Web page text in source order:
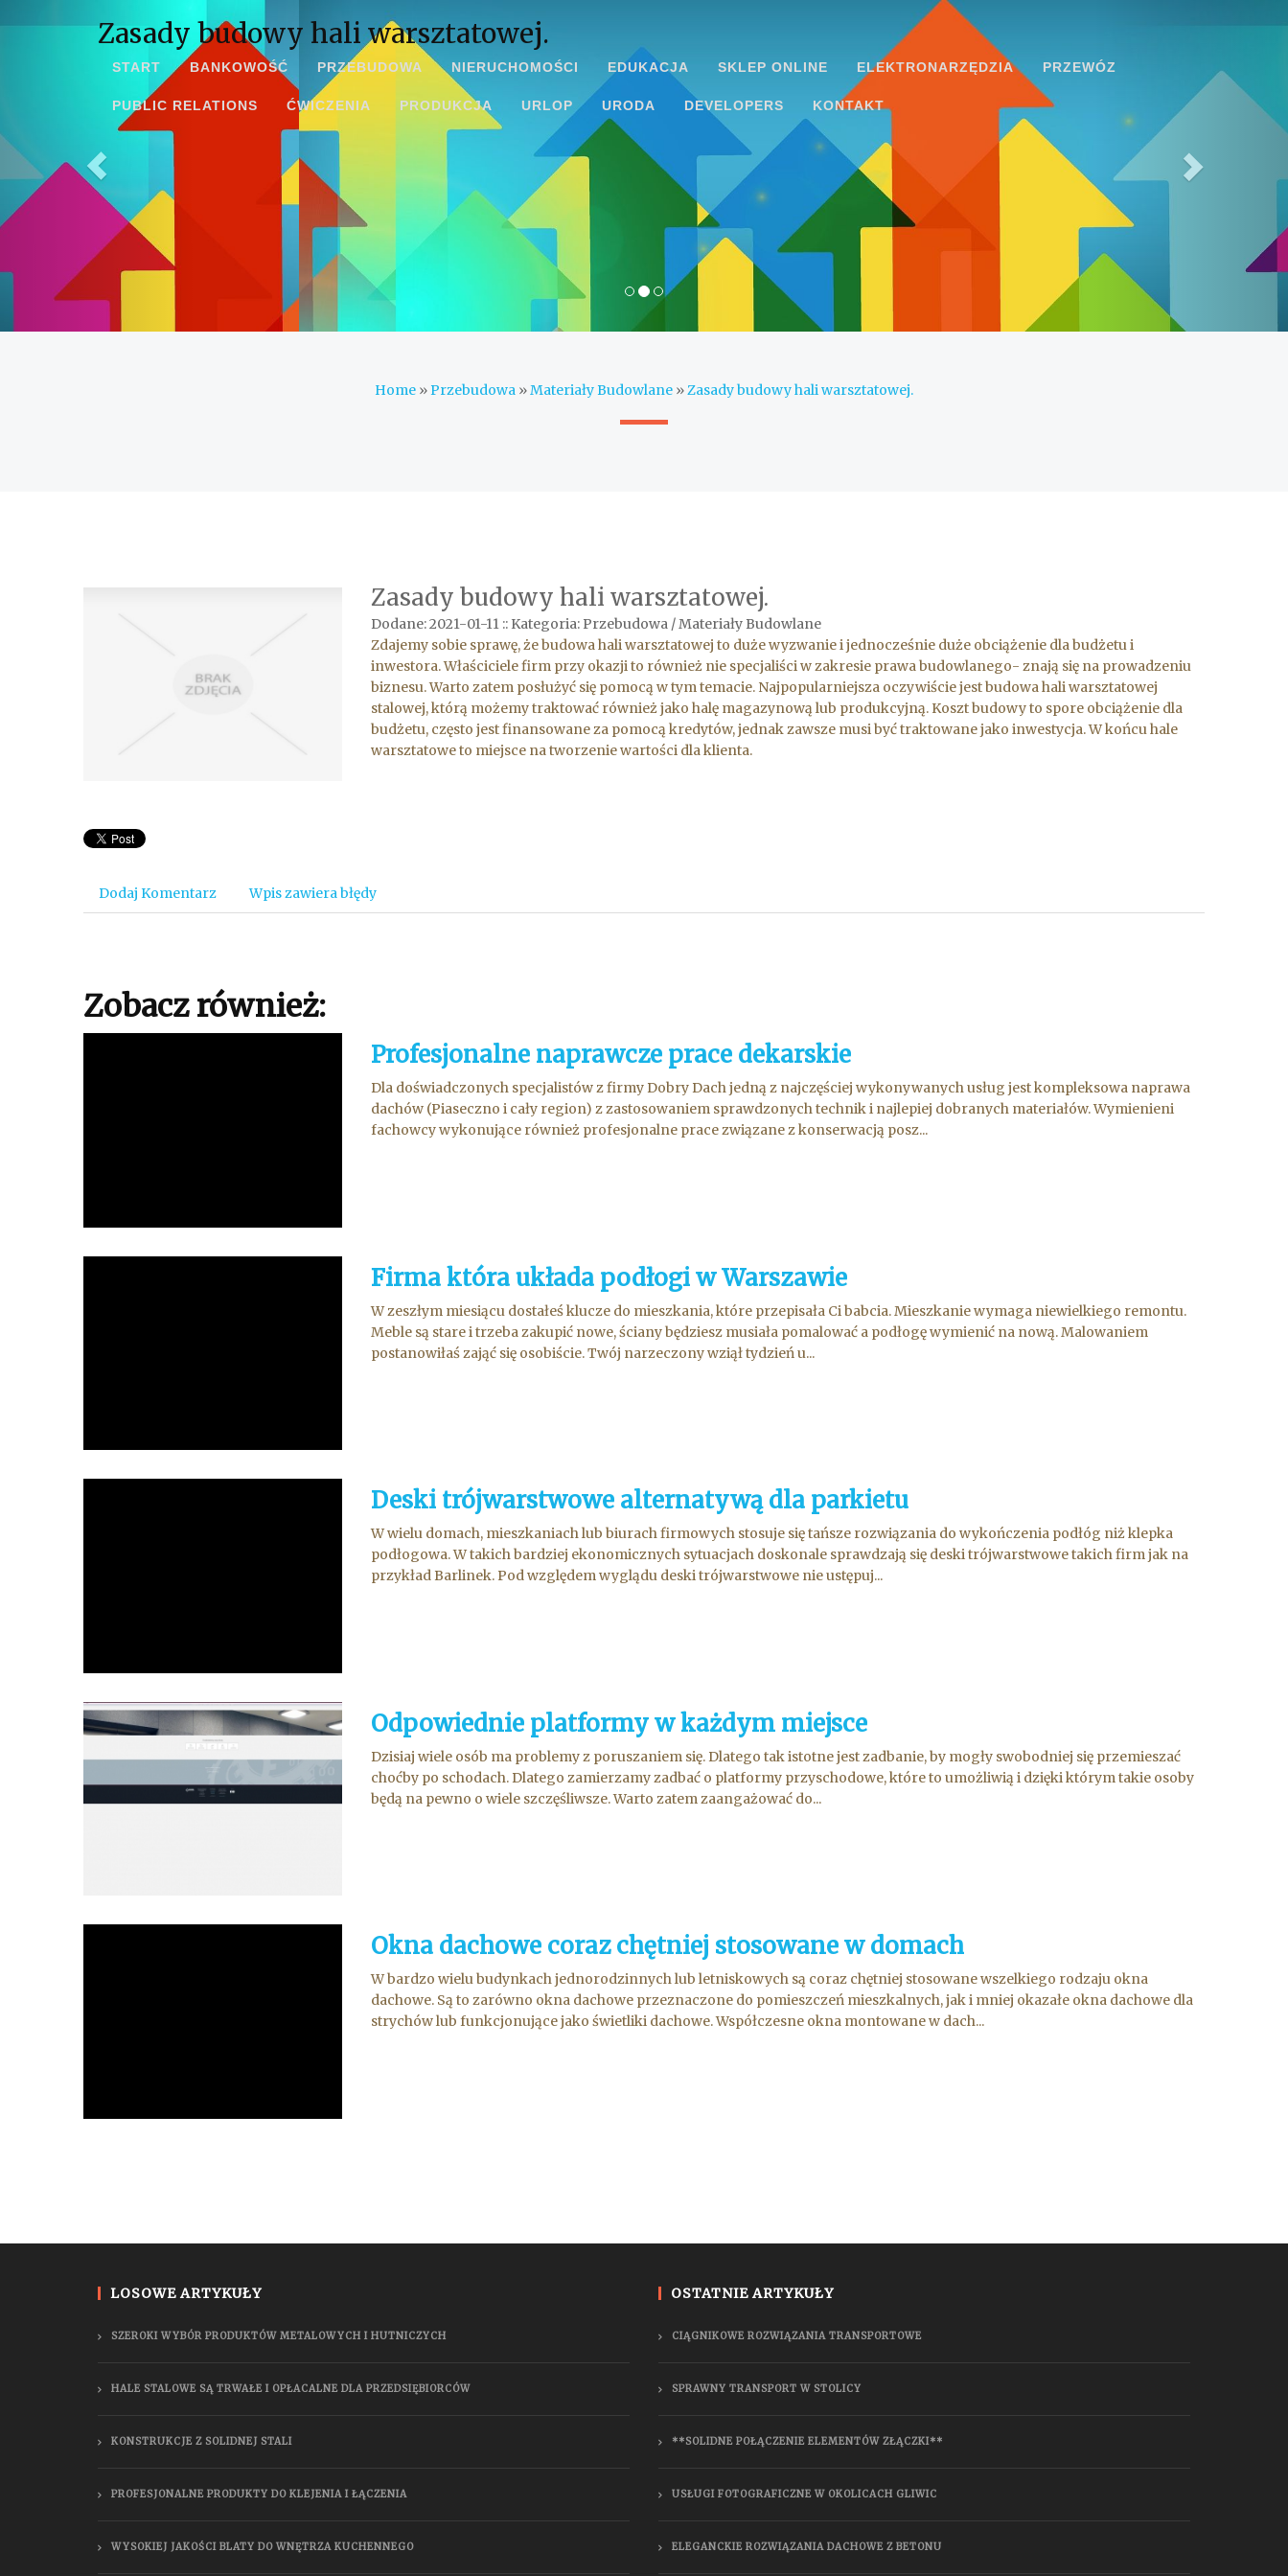
Zasady budowy hali warsztatowej.
START BANKOWOŚĆ PRZEBUDOWA NIERUCHOMOŚCI EDUKACJA SKLEP ONLINE ELEKTRONARZĘDZIA PRZEWÓZ
PUBLIC RELATIONS ĆWICZENIA PRODUKCJA URLOP URODA DEVELOPERS KONTAKT
Home »Przebudowa »Materiały Budowlane »Zasady budowy hali warsztatowej.
Zasady budowy hali warsztatowej.
Dodane: 2021-01-11 :: Kategoria: Przebudowa / Materiały Budowlane
Zdajemy sobie sprawę, że budowa hali warsztatowej to duże wyzwanie i jednocześnie duże obciążenie dla budżetu i
inwestora. Właściciele firm przy okazji to również nie specjaliści w zakresie prawa budowlanego- znają się na prowadzeniu
biznesu. Warto zatem posłużyć się pomocą w tym temacie. Najpopularniejsza oczywiście jest budowa hali warsztatowej
stalowej, którą możemy traktować również jako halę magazynową lub produkcyjną. Koszt budowy to spore obciążenie dla
budżetu, często jest finansowane za pomocą kredytów, jednak zawsze musi być traktowane jako inwestycja. W końcu hale
warsztatowe to miejsce na tworzenie wartości dla klienta.
Dodaj Komentarz Wpis zawiera błędy
Zobacz również:
Profesjonalne naprawcze prace dekarskie
Dla doświadczonych specjalistów z firmy Dobry Dach jedną z najczęściej wykonywanych usług jest kompleksowa naprawa
dachów (Piaseczno i cały region) z zastosowaniem sprawdzonych technik i najlepiej dobranych materiałów. Wymienieni
fachowcy wykonujące również profesjonalne prace związane z konserwacją posz...
Firma która układa podłogi w Warszawie
W zeszłym miesiącu dostałeś klucze do mieszkania, które przepisała Ci babcia. Mieszkanie wymaga niewielkiego remontu.
Meble są stare i trzeba zakupić nowe, ściany będziesz musiała pomalować a podłogę wymienić na nową. Malowaniem
postanowiłaś zająć się osobiście. Twój narzeczony wziął tydzień u...
Deski trójwarstwowe alternatywą dla parkietu
W wielu domach, mieszkaniach lub biurach firmowych stosuje się tańsze rozwiązania do wykończenia podłóg niż klepka
podłogowa. W takich bardziej ekonomicznych sytuacjach doskonale sprawdzają się deski trójwarstwowe takich firm jak na
przykład Barlinek. Pod względem wyglądu deski trójwarstwowe nie ustępuj...
Odpowiednie platformy w każdym miejsce
Dzisiaj wiele osób ma problemy z poruszaniem się. Dlatego tak istotne jest zadbanie, by mogły swobodniej się przemieszać
choćby po schodach. Dlatego zamierzamy zadbać o platformy przyschodowe, które to umożliwią i dzięki którym takie osoby
będą na pewno o wiele szczęśliwsze. Warto zatem zaangażować do...
Okna dachowe coraz chętniej stosowane w domach
W bardzo wielu budynkach jednorodzinnych lub letniskowych są coraz chętniej stosowane wszelkiego rodzaju okna
dachowe. Są to zarówno okna dachowe przeznaczone do pomieszczeń mieszkalnych, jak i mniej okazałe okna dachowe dla
strychów lub funkcjonujące jako świetliki dachowe. Współczesne okna montowane w dach...
LOSOWE ARTYKUŁY
SZEROKI WYBÓR PRODUKTÓW METALOWYCH I HUTNICZYCH
HALE STALOWE SĄ TRWAŁE I OPŁACALNE DLA PRZEDSIĘBIORCÓW
KONSTRUKCJE Z SOLIDNEJ STALI
PROFESJONALNE PRODUKTY DO KLEJENIA I ŁĄCZENIA
WYSOKIEJ JAKOŚCI BLATY DO WNĘTRZA KUCHENNEGO
OSTATNIE ARTYKUŁY
CIĄGNIKOWE ROZWIĄZANIA TRANSPORTOWE
SPRAWNY TRANSPORT W STOLICY
**SOLIDNE POŁĄCZENIE ELEMENTÓW ZŁĄCZKI**
USŁUGI FOTOGRAFICZNE W OKOLICACH GLIWIC
ELEGANCKIE ROZWIĄZANIA DACHOWE Z BETONU